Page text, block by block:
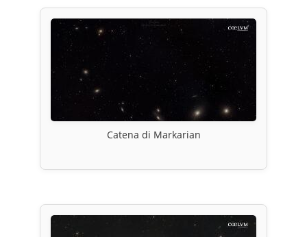
Catena di Markarian